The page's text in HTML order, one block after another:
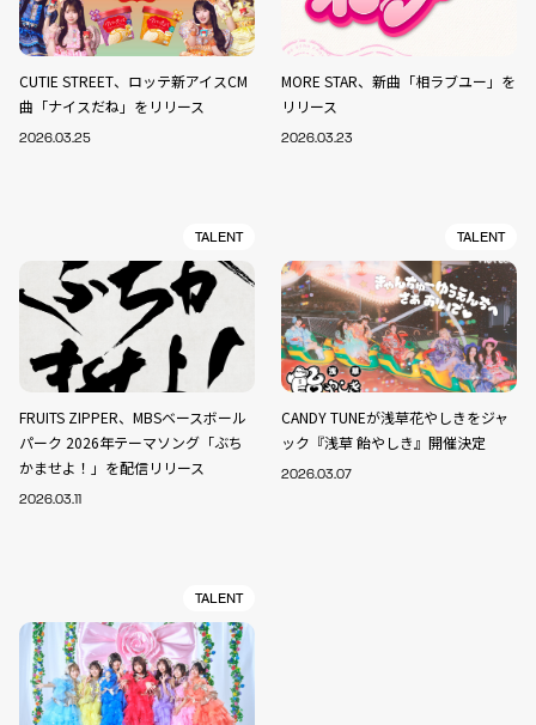
CUTIE STREET、ロッテ新アイスCM
曲「ナイスだね」をリリース
2026.03.25
MORE STAR、新曲「相ラブユー」を
リリース
2026.03.23
TALENT
FRUITS ZIPPER、MBSベースボール
パーク 2026年テーマソング「ぶち
かませよ！」を配信リリース
2026.03.11
TALENT
CANDY TUNEが浅草花やしきをジャ
ック『浅草 飴やしき』開催決定
2026.03.07
TALENT